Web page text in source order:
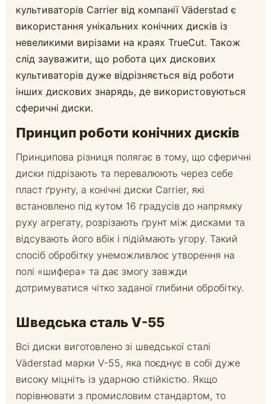
культиваторів Carrier від компанії Väderstad є
використання унікальних конічних дисків із
невеликими вирізами на краях TrueCut. Також
слід зауважити, що робота цих дискових
культиваторів дуже відрізняється від роботи
інших дискових знарядь, де використовуються
сферичні диски.
Принцип роботи конічних дисків
Принципова різниця полягає в тому, що сферичні
диски підрізають та перевалюють через себе
пласт ґрунту, а конічні диски Carrier, які
встановлено під кутом 16 градусів до напрямку
руху агрегату, розрізають ґрунт між дисками та
відсувають його вбік і підіймають угору. Такий
спосіб обробітку унеможливлює утворення на
полі «шифера» та дає змогу завжди
дотримуватися чітко заданої глибини обробітку.
Шведська сталь V-55
Всі диски виготовлено зі шведської сталі
Väderstad марки V-55, яка поєднує в собі дуже
високу міцніть із ударною стійкістю. Якщо
порівнювати з промисловим стандартом, то